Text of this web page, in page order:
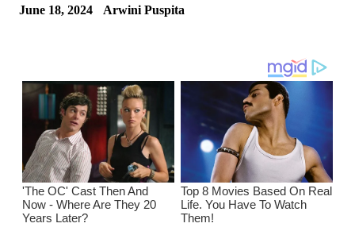
June 18, 2024 Arwini Puspita